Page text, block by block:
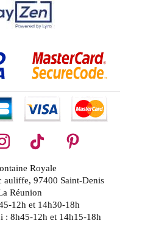
Royale
auliffe, 97400 Saint-Denis
Réunion
12h et 14h30-18h
: 8h45-12h et 14h15-18h